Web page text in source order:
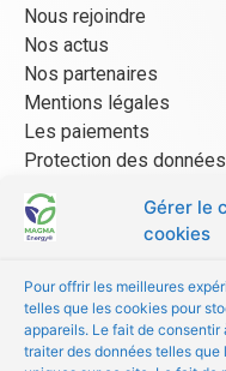
Gérer le
cookies
Pour offrir les meilleures
telles que les cookies pour
appareils. Le fait de
traiter des données telles
Nous rejoindre
Nos actus
Nos partenaires
Mentions légales
Les paiements
Protection des données
CGU Mangopay
CGU/CGV
Être référencé